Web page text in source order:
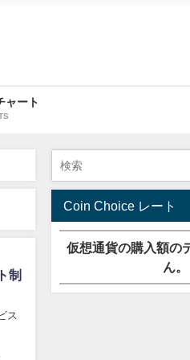
ャート
制
ス
Coin Choice レート
仮想通貨の購入額の
ん。